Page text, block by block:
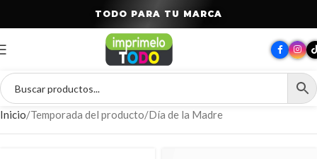
TODO PARA T U MARCA
Inicio Temporada del producto Día de la Madre